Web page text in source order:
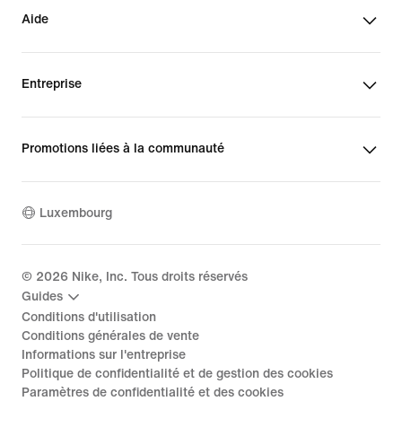
Aide
Entreprise
Promotions liées à la communauté
Luxembourg
© 2026 Nike, Inc. Tous droits réservés
Guides
Conditions d'utilisation
Conditions générales de vente
Informations sur l'entreprise
Politique de confidentialité et de gestion des cookies
Paramètres de confidentialité et des cookies